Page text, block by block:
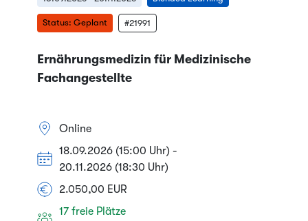
Status: Geplant #21991
Ernährungsmedizin für Medizinische
Fachangestellte
Online
18.09.2026 (15:00 Uhr) -
20.11.2026 (18:30 Uhr)
2.050,00 EUR
17 freie Plätze
Fehler
passende Termin ist nicht dabei? Wir
benachrichtigen Sie gerne, sobald neue Termine
Interessentenliste